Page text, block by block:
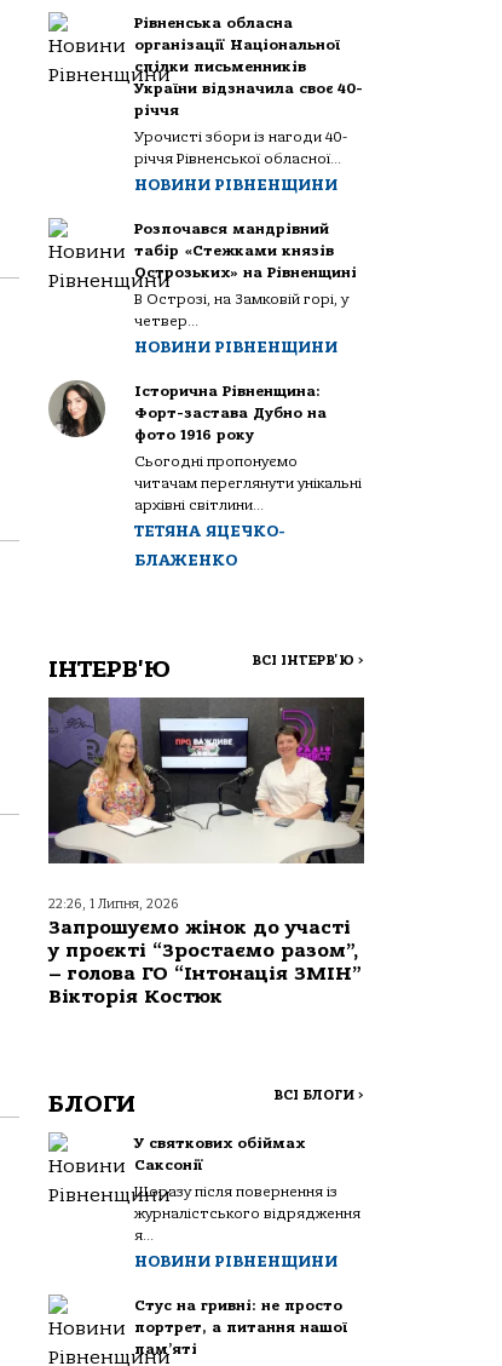
Рівненська обласна
організації Національної
спілки письменників
України відзначила своє 40-
річчя
Урочисті збори із нагоди 40-
річчя Рівненської обласної...
НОВИНИ РІВНЕНЩИНИ
Розпочався мандрівний
табір «Стежками князів
Острозьких» на Рівненщині
В Острозі, на Замковій горі, у
четвер...
НОВИНИ РІВНЕНЩИНИ
Історична Рівненщина:
Форт-застава Дубно на
фото 1916 року
Сьогодні пропонуємо
читачам переглянути унікальні
архівні світлини...
ТЕТЯНА ЯЦЕЧКО-
БЛАЖЕНКО
ІНТЕРВ'Ю ВСІ ІНТЕРВ'Ю >
22:26, 1 Липня, 2026
Запрошуємо жінок до участі
у проєкті “Зростаємо разом”,
– голова ГО “Інтонація ЗМІН”
Вікторія Костюк
БЛОГИ ВСІ БЛОГИ >
У святкових обіймах
Саксонії
Щоразу після повернення із
журналістського відрядження
я...
НОВИНИ РІВНЕНЩИНИ
Стус на гривні: не просто
портрет, а питання нашої
пам’яті